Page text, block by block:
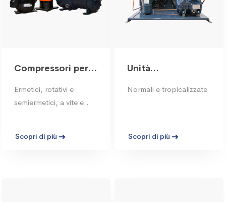
Compressori per
Ermetici, rotativi e
semiermetici, a vite e
Scopri di più
Unità
Normali e tropicalizzate
Scopri di più